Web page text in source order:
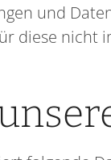
und
diese nicht